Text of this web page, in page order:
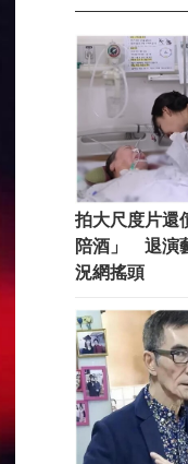
拍大尺度片還
陪酒」 退演
況網搖頭